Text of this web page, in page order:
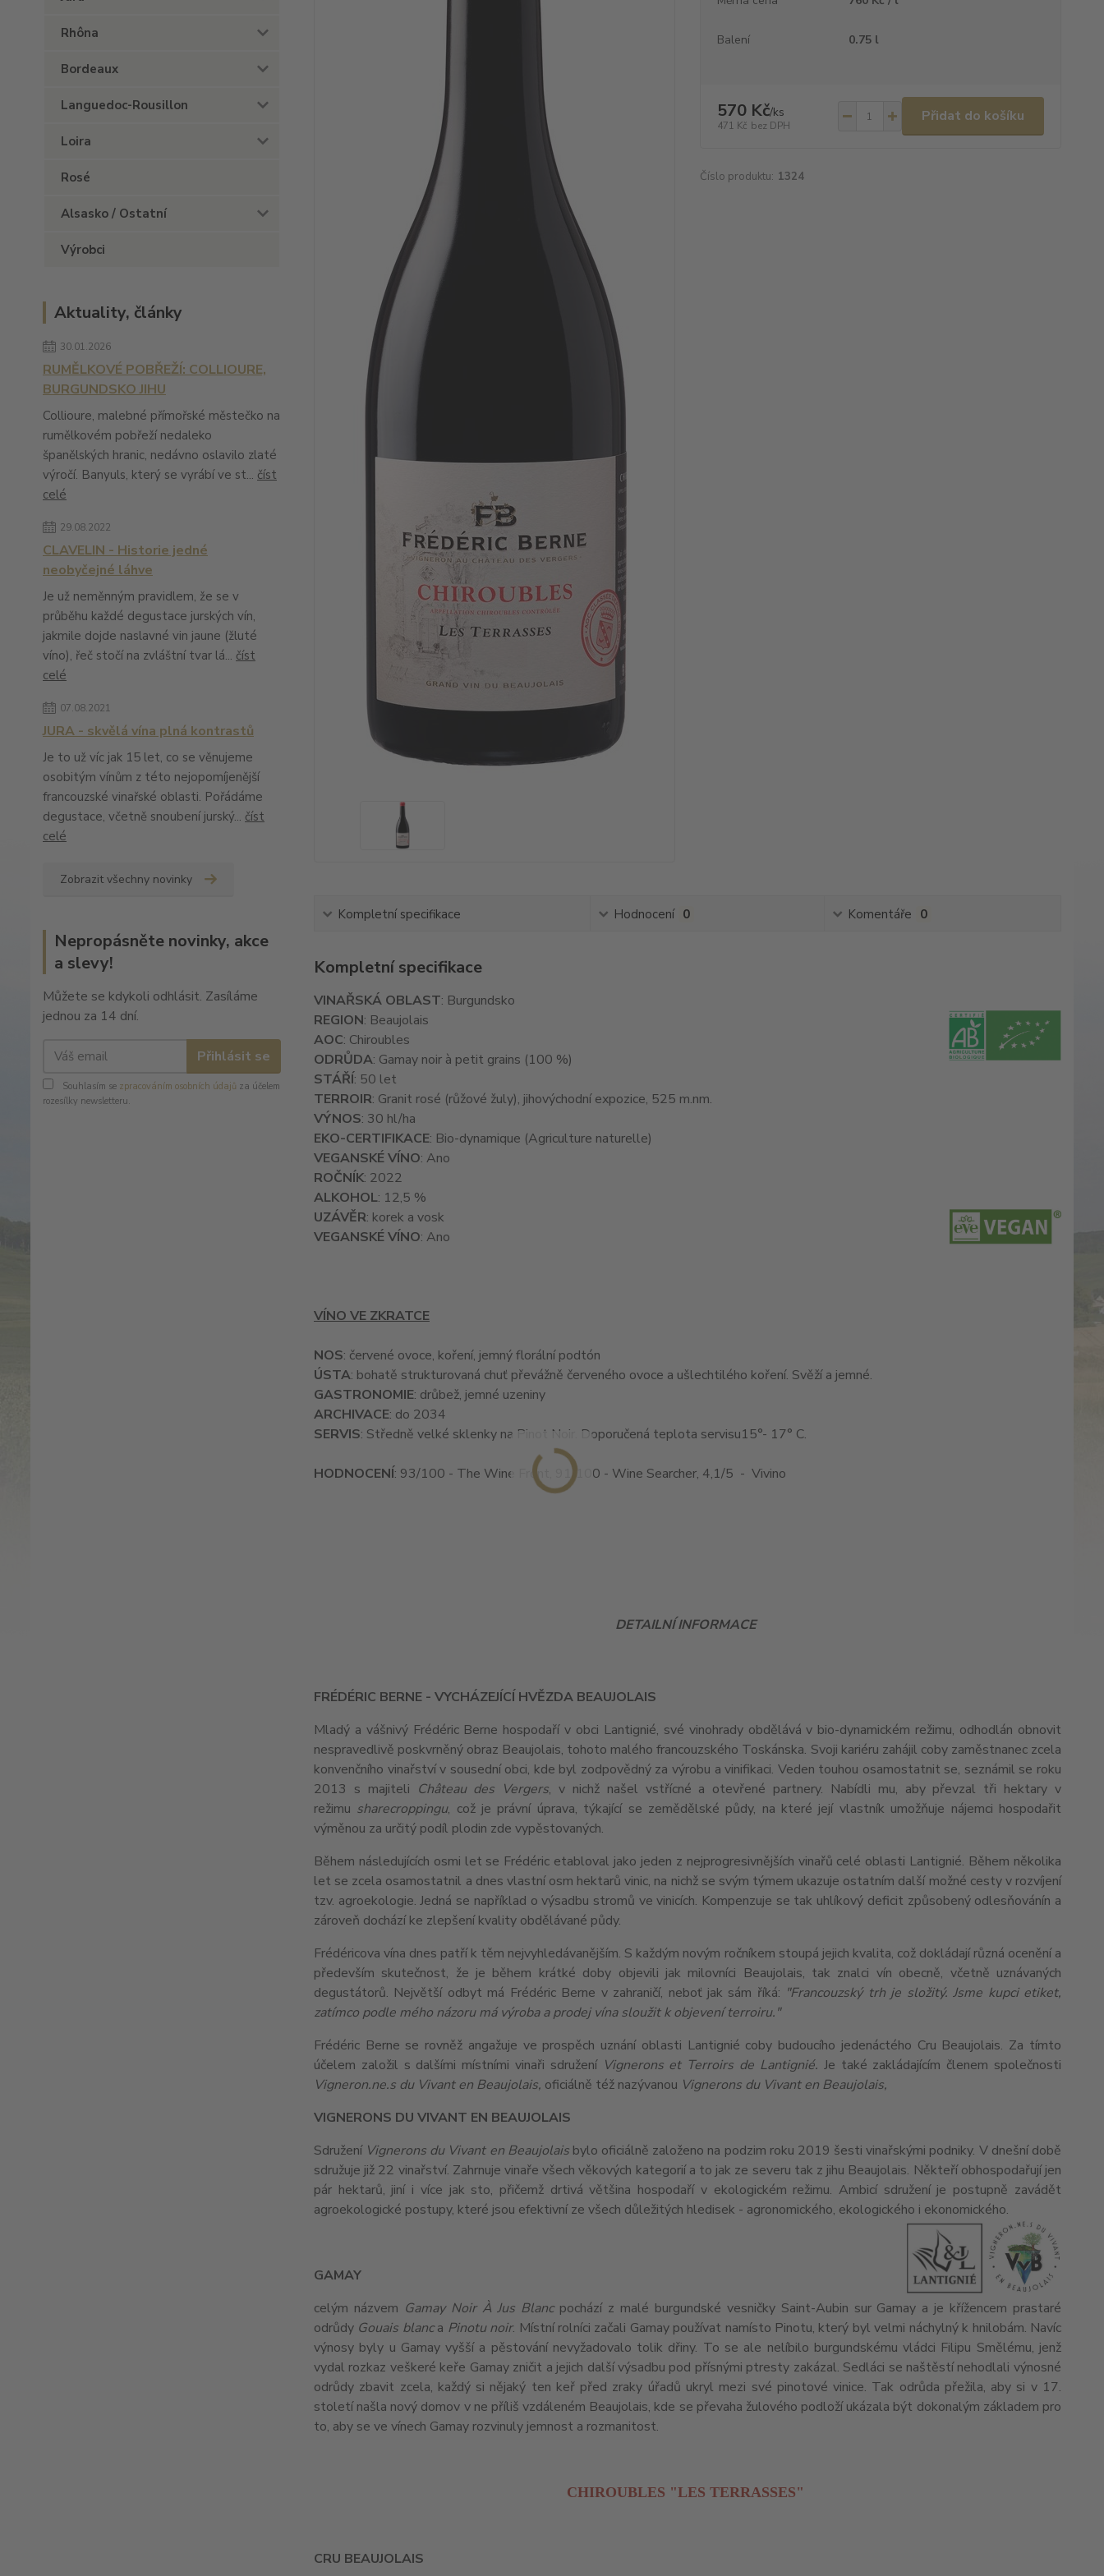
Rhôna
Bordeaux
Languedoc-Rousillon
Loira
Rosé
Alsasko / Ostatní
Výrobci
Aktuality, články
30.01.2026
RUMĚLKOVÉ POBŘEŽÍ: COLLIOURE,
BURGUNDSKO JIHU
Collioure, malebné přímořské městečko na
rumělkovém pobřeží nedaleko
španělských hranic, nedávno oslavilo zlaté
výročí. Banyuls, který se vyrábí ve st... číst
celé
29.08.2022
CLAVELIN - Historie jedné
neobyčejné láhve
Je už neměnným pravidlem, že se v
průběhu každé degustace jurských vín,
jakmile dojde naslavné vin jaune (žluté
víno), řeč stočí na zvláštní tvar lá... číst
celé
07.08.2021
JURA - skvělá vína plná kontrastů
Je to už víc jak 15 let, co se věnujeme
osobitým vínům z této nejopomíjenější
francouzské vinařské oblasti. Pořádáme
degustace, včetně snoubení jurský... číst
celé
Zobrazit všechny novinky
Nepropásněte novinky, akce
a slevy!
Můžete se kdykoli odhlásit. Zasíláme
jednou za 14 dní.
Přihlásit se
Souhlasím se zpracováním osobních údajů za účelem
rozesílky newsletteru.
Balení 0.75 l
570 Kč/ks
471 Kč bez DPH
Přidat do košíku
Číslo produktu: 1324
Kompletní specifikace Hodnocení 0 Komentáře 0
Kompletní specifikace
VINAŘSKÁ OBLAST: Burgundsko
REGION: Beaujolais
AOC: Chiroubles
ODRŮDA: Gamay noir à petit grains (100 %)
STÁŘÍ: 50 let
TERROIR: Granit rosé (růžové žuly), jihovýchodní expozice, 525 m.nm.
VÝNOS: 30 hl/ha
EKO-CERTIFIKACE: Bio-dynamique (Agriculture naturelle)
VEGANSKÉ VÍNO: Ano
ROČNÍK: 2022
ALKOHOL: 12,5 %
UZÁVĚR: korek a vosk
VEGANSKÉ VÍNO: Ano
VÍNO VE ZKRATCE
NOS: červené ovoce, koření, jemný florální podtón
ÚSTA: bohatě strukturovaná chuť převážně červeného ovoce a ušlechtilého koření. Svěží a jemné.
GASTRONOMIE: drůbež, jemné uzeniny
ARCHIVACE: do 2034
SERVIS: Středně velké sklenky na Pinot Noir. Doporučená teplota servisu15°- 17° C.
HODNOCENÍ: 93/100 - The Wine Front, 91/100 - Wine Searcher, 4,1/5 - Vivino
DETAILNÍ INFORMACE
FRÉDÉRIC BERNE - VYCHÁZEJÍCÍ HVĚZDA BEAUJOLAIS
Mladý a vášnivý Frédéric Berne hospodaří v obci Lantignié, své vinohrady obdělává v bio-dynamickém režimu, odhodlán obnovit
nespravedlivě poskvrněný obraz Beaujolais, tohoto malého francouzského Toskánska. Svoji kariéru zahájil coby zaměstnanec zcela
konvenčního vinařství v sousední obci, kde byl zodpovědný za výrobu a vinifikaci. Veden touhou osamostatnit se, seznámil se roku
2013 s majiteli Château des Vergers, v nichž našel vstřícné a otevřené partnery. Nabídli mu, aby převzal tři hektary v
režimu sharecroppingu, což je právní úprava, týkající se zemědělské půdy, na které její vlastník umožňuje nájemci hospodařit
výměnou za určitý podíl plodin zde vypěstovaných.
Během následujících osmi let se Frédéric etabloval jako jeden z nejprogresivnějších vinařů celé oblasti Lantignié. Během několika
let se zcela osamostatnil a dnes vlastní osm hektarů vinic, na nichž se svým týmem ukazuje ostatním další možné cesty v rozvíjení
tzv. agroekologie. Jedná se například o výsadbu stromů ve vinicích. Kompenzuje se tak uhlíkový deficit způsobený odlesňovánín a
zároveň dochází ke zlepšení kvality obdělávané půdy.
Frédéricova vína dnes patří k těm nejvyhledávanějším. S každým novým ročníkem stoupá jejich kvalita, což dokládají různá ocenění a
především skutečnost, že je během krátké doby objevili jak milovníci Beaujolais, tak znalci vín obecně, včetně uznávaných
degustátorů. Největší odbyt má Frédéric Berne v zahraničí, neboť jak sám říká: "Francouzský trh je složitý. Jsme kupci etiket,
zatímco podle mého názoru má výroba a prodej vína sloužit k objevení terroiru."
Frédéric Berne se rovněž angažuje ve prospěch uznání oblasti Lantignié coby budoucího jedenáctého Cru Beaujolais. Za tímto
účelem založil s dalšími místními vinaři sdružení Vignerons et Terroirs de Lantignié. Je také zakládajícím členem společnosti
Vigneron.ne.s du Vivant en Beaujolais, oficiálně též nazývanou Vignerons du Vivant en Beaujolais,
VIGNERONS DU VIVANT EN BEAUJOLAIS
Sdružení Vignerons du Vivant en Beaujolais bylo oficiálně založeno na podzim roku 2019 šesti vinařskými podniky. V dnešní době
sdružuje již 22 vinařství. Zahrnuje vinaře všech věkových kategorií a to jak ze severu tak z jihu Beaujolais. Někteří obhospodařují jen
pár hektarů, jiní i více jak sto, přičemž drtivá většina hospodaří v ekologickém režimu. Ambicí sdružení je postupně zavádět
agroekologické postupy, které jsou efektivní ze všech důležitých hledisek - agronomického, ekologického i ekonomického.
GAMAY
celým názvem Gamay Noir À Jus Blanc pochází z malé burgundské vesničky Saint-Aubin sur Gamay a je křížencem prastaré
odrůdy Gouais blanca Pinotu noir. Místní rolníci začali Gamay používat namísto Pinotu, který byl velmi náchylný k hnilobám. Navíc
výnosy byly u Gamay vyšší a pěstování nevyžadovalo tolik dřiny. To se ale nelíbilo burgundskému vládci Filipu Smělému, jenž
vydal rozkaz veškeré keře Gamay zničit a jejich další výsadbu pod přísnými ptresty zakázal. Sedláci se naštěstí nehodlali výnosné
odrůdy zbavit zcela, každý si nějaký ten keř před zraky úřadů ukryl mezi své pinotové vinice. Tak odrůda přežila, aby si v 17.
století našla nový domov v ne příliš vzdáleném Beaujolais, kde se převaha žulového podloží ukázala být dokonalým základem pro
to, aby se ve vínech Gamay rozvinuly jemnost a rozmanitost.
CHIROUBLES "LES TERRASSES"
CRU BEAUJOLAIS